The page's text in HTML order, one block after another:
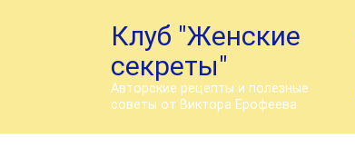
Клуб "Женские
секреты"
Авторские рецепты и полезные
советы от Виктора Ерофеева